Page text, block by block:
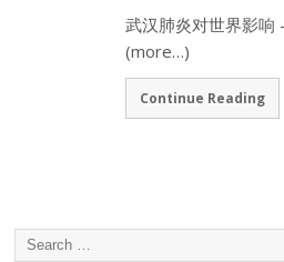
武汉肺炎对世界影响
(more…)
Continue Reading